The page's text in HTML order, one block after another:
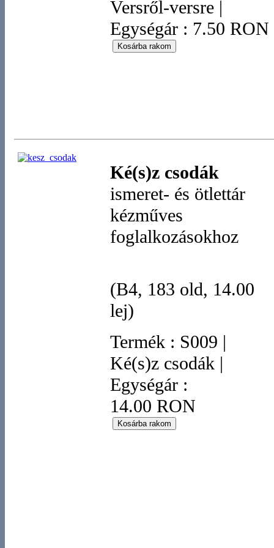
Versről-versre |
Egységár : 7.50 RON
Ké(s)z csodák
ismeret- és ötlettár
kézműves
foglalkozásokhoz
(B4, 183 old, 14.00
lej)
Termék : S009 |
Ké(s)z csodák |
Egységár :
14.00 RON